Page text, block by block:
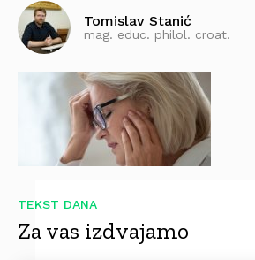
Tomislav Stanić
mag. educ. philol. croat.
TEKST DANA
Za vas izdvajamo